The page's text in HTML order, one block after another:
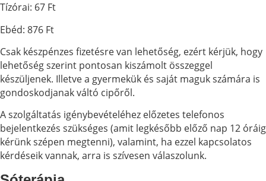
nevelésével kapcsolatos fontos kérdéseket megbeszélni,
megvitatni a bölcsődei szakemberrel és nem
utolsósorban egymással is.
A pikleri pedagógia értékeire épülő
nevelési-gondozási szemlélet
bölcsődénkben
A pikleri pedagógia a gyermeket tiszteletben tartja,
hagyja a saját ütemében fejlődni, próbálkozni. Arra
ösztönzi a felnőttet, hogy megismerni kívánja a
gyermeket. Ez a megismerési folyamat a megfigyelésen
és gondozáson keresztül valósul meg. Megfigyeljük, mire
Tízórai: 67 Ft
Ebéd: 876 Ft
Csak készpénzes fizetésre van lehetőség, ezért kérjük, hogy
lehetőség szerint pontosan kiszámolt összeggel
készüljenek. Illetve a gyermekük és saját maguk számára is
gondoskodjanak váltó cipőről.
A szolgáltatás igénybevételéhez előzetes telefonos
bejelentkezés szükséges (amit legkésőbb előző nap 12 óráig
kérünk szépen megtenni), valamint, ha ezzel kapcsolatos
kérdéseik vannak, arra is szívesen válaszolunk.